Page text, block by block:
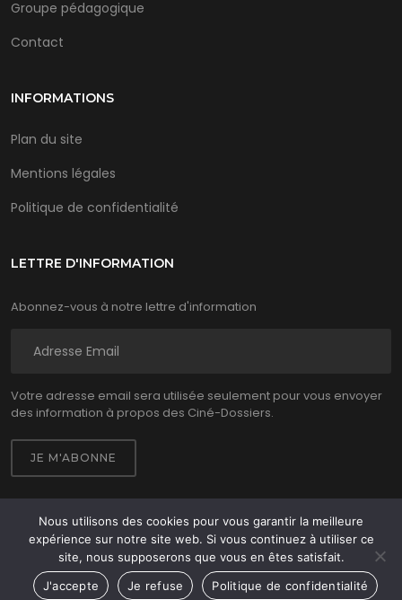
Groupe pédagogique
Contact
INFORMATIONS
Plan du site
Mentions légales
Politique de confidentialité
LETTRE D'INFORMATION
Abonnez-vous à notre lettre d'information
Votre adresse email sera utilisée seulement pour vous envoyer
des information à propos des Ciné-Dossiers.
Ciné Dossiers 2026 © - Tous droits réservés
Site réalisé parWPCréations
Nous utilisons des cookies pour vous garantir la meilleure
expérience sur notre site web. Si vous continuez à utiliser ce
site, nous supposerons que vous en êtes satisfait.
J'accepte
Je refuse Politique de confidentialité